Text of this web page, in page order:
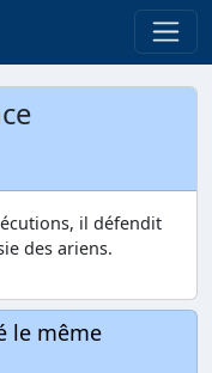
il défendit
des ariens.
le même